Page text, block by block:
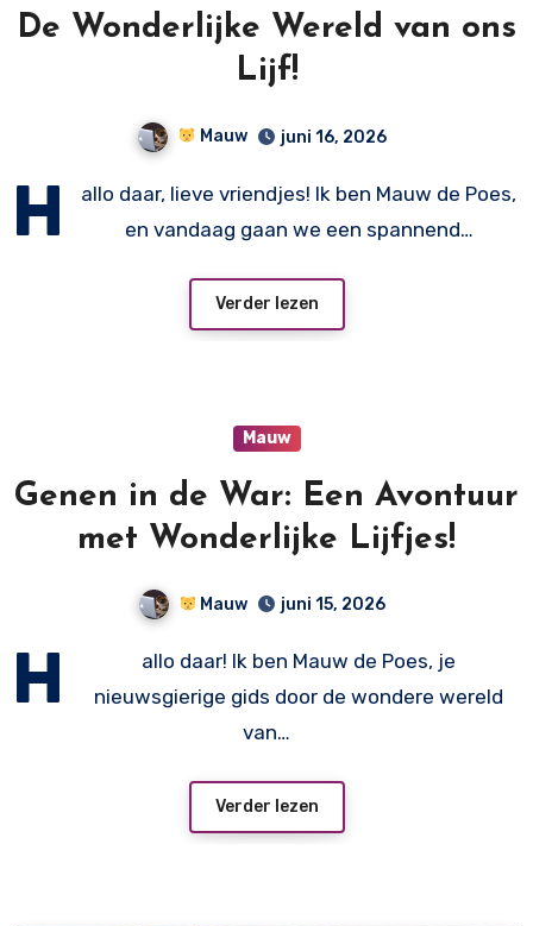
De Wonderlijke Wereld van ons
Lijf!
Mauw juni 16, 2026
H
allo daar, lieve vriendjes! Ik ben Mauw de Poes,
en vandaag gaan we een spannend…
Verder lezen
Mauw
Genen in de War: Een Avontuur
met Wonderlijke Lijfjes!
Mauw juni 15, 2026
H
allo daar! Ik ben Mauw de Poes, je
nieuwsgierige gids door de wondere wereld
van…
Verder lezen